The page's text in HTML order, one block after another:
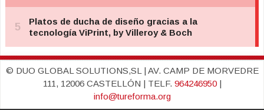
© DUO GLOBAL SOLUTIONS,SL | AV. CAMP DE MORVEDRE
111, 12006 CASTELLÓN | TELF. 964246950|
info@tureforma.org